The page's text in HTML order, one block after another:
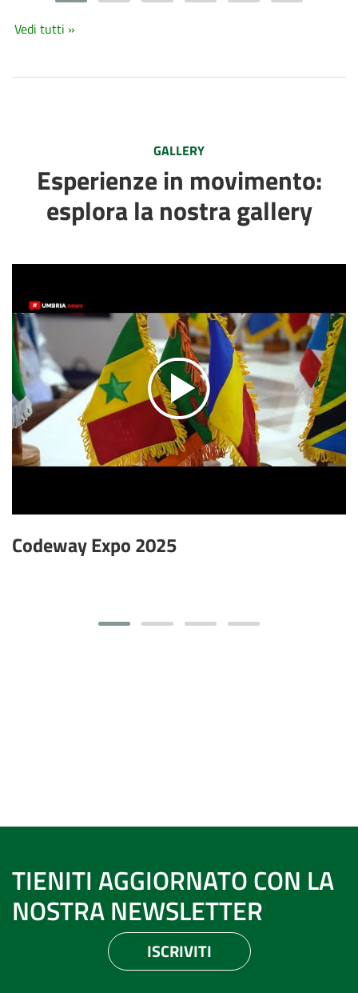
Vedi tutti »
GALLERY
Esperienze in movimento:
esplora la nostra gallery
Codeway Expo 2025
TIENITI AGGIORNATO CON LA
NOSTRA NEWSLETTER
ISCRIVITI